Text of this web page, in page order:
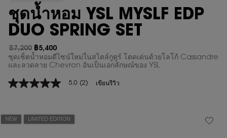
ชุดน้ำหอม YSL MYSLF EDP
DUO SPRING SET
ราคาเก่า
฿7,200
ราคาใหม่
฿5,400
ชุดเซ็ตน้ำหอมดีไซน์ใหม่ในสไตล์กูตูร์ โดดเด่นด้วยโลโก้ Cassandre
และลวดลาย Chevron อันเป็นเอกลักษณ์ของ YSL
5.0
ค่า
5.0 (2) เขียนรีวิว
NEW LIMITED EDITION